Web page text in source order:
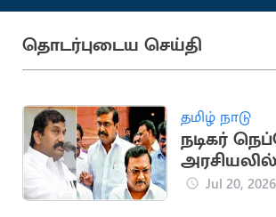
தொடர்புடைய செய்தி
தமிழ் நாடு
நடிகர்
வந்தJul 20,